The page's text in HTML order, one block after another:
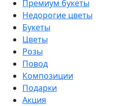
Премиум букеты
Недорогие цветы
Букеты
Цветы
Розы
Повод
Композиции
Подарки
Акция